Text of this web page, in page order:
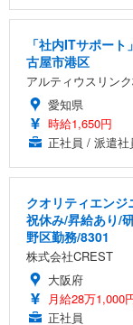
「社内ITサポー
古屋市港区
アルティウスリン
愛知県
時給1,650円
正社員 / 派遣社
クオリティエン
祝休み/昇給あり/
野区勤務/8301
株式会社CREST
大阪府
月給28万1,000
正社員